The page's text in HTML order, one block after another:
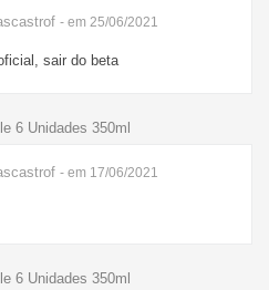
- em 25/06/2021
sair do beta
6 Unidades 350ml
- em 17/06/2021
6 Unidades 350ml